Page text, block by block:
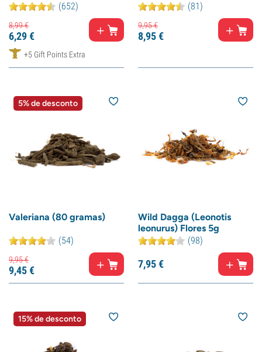
(652)
8,99€
6,29€
+5 Gift Points Extra
(81)
9,95€
8,95€
5% de desconto
Valeriana (80 gramas)
(54)
9,95€
9,45€
Wild Dagga (Leonotis
leonurus) Flores 5g
(98)
7,95€
15% de desconto